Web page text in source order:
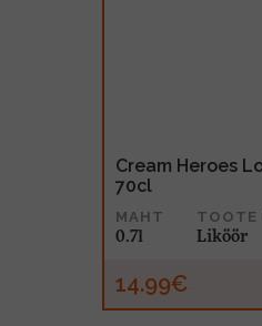
Cream Heroes
70cl
MAHT
0.7l
TOOTE
Liköör
14.99€